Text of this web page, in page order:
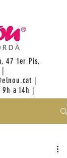
47 1er Pis,
|
|
a 14h |